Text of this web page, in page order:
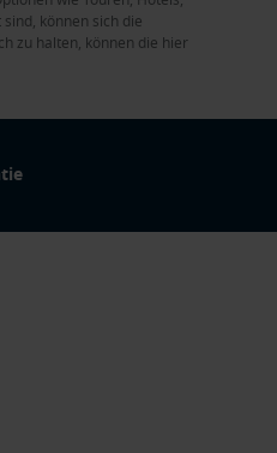
können sich die
zu halten, können die hier